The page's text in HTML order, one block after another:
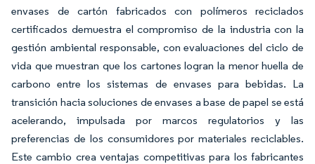
envases de cartón fabricados con polímeros reciclados
certificados demuestra el compromiso de la industria con la
gestión ambiental responsable, con evaluaciones del ciclo de
vida que muestran que los cartones logran la menor huella de
carbono entre los sistemas de envases para bebidas. La
transición hacia soluciones de envases a base de papel se está
acelerando, impulsada por marcos regulatorios y las
preferencias de los consumidores por materiales reciclables.
Este cambio crea ventajas competitivas para los fabricantes